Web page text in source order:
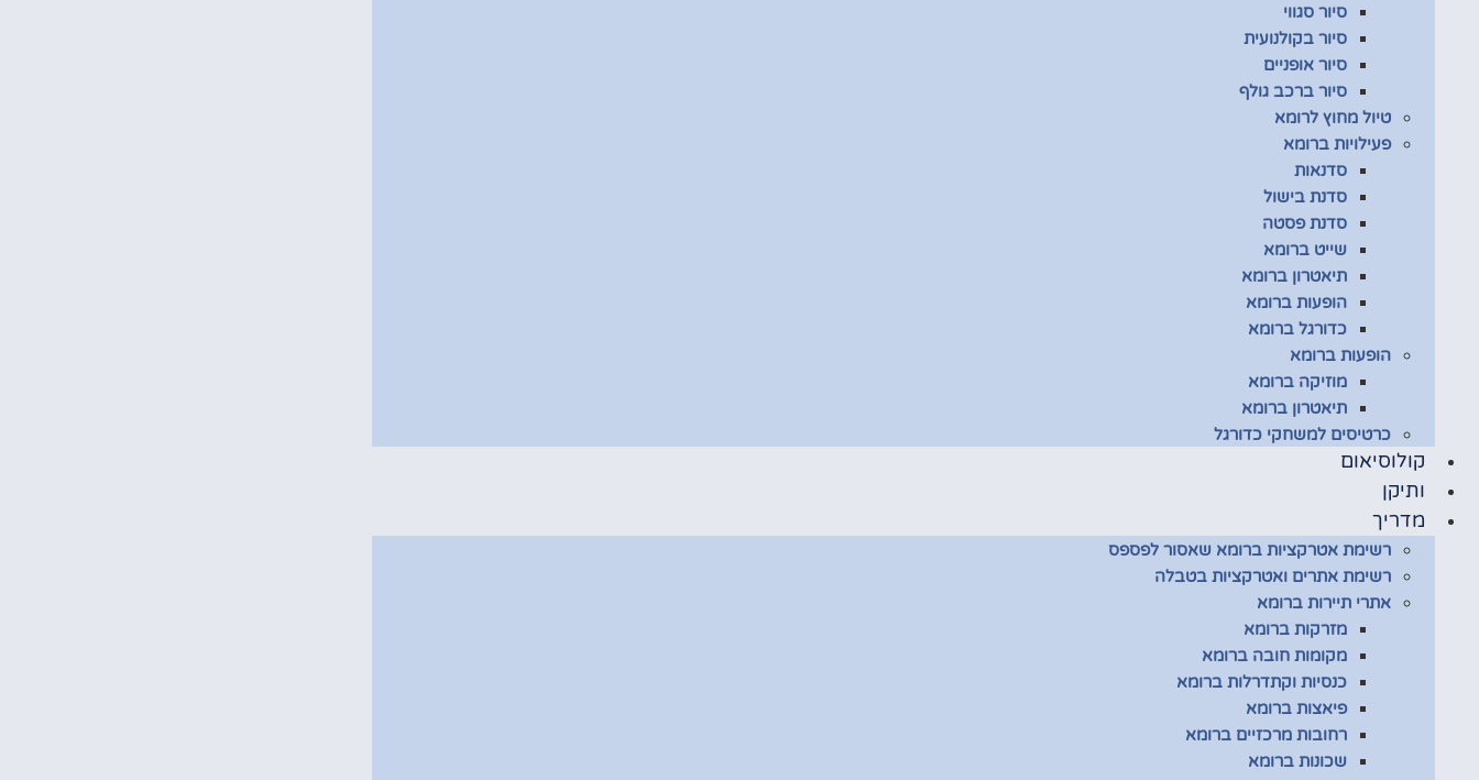
סיור סגווי
סיור בקולנועית
סיור אופניים
סיור ברכב גולף
טיול מחוץ לרומא
פעילויות ברומא
סדנאות
סדנת בישול
סדנת פסטה
שייט ברומא
תיאטרון ברומא
הופעות ברומא
כדורגל ברומא
הופעות ברומא
מוזיקה ברומא
תיאטרון ברומא
כרטיסים למשחקי כדורגל
קולוסיאום
ותיקן
מדריך
רשימת אטרקציות ברומא שאסור לפספס
רשימת אתרים ואטרקציות בטבלה
אתרי תיירות ברומא
מזרקות ברומא
מקומות חובה ברומא
כנסיות וקתדרלות ברומא
פיאצות ברומא
רחובות מרכזיים ברומא
שכונות ברומא